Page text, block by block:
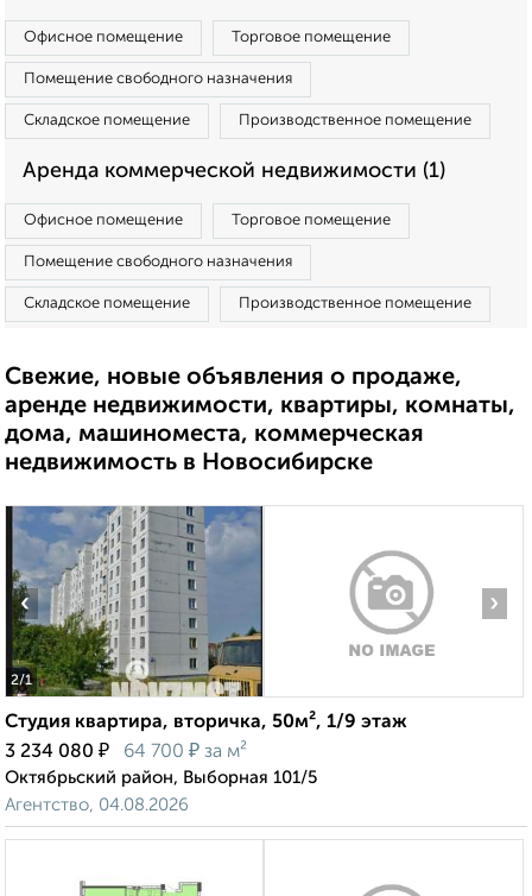
Офисное помещение Торговое помещение
Помещение свободного назначения
Складское помещение Производственное помещение
Аренда коммерческой недвижимости (1)
Офисное помещение Торговое помещение
Помещение свободного назначения
Складское помещение Производственное помещение
Свежие, новые объявления о продаже,
аренде недвижимости, квартиры, комнаты,
дома, машиноместа, коммерческая
недвижимость в Новосибирске
2/1
‹ ›
Студия квартира, вторичка, 50м², 1/9 этаж
3 234 080 ₽ 64 700 ₽ за м²
Октябрьский район, Выборная 101/5
Агентство, 04.08.2026